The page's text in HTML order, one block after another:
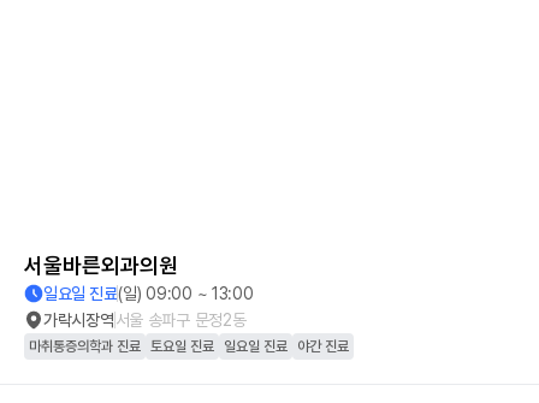
서울바른외과의원
일요일 진료(일) 09:00 ~ 13:00
가락시장역서울 송파구 문정2동
마취통증의학과 진료 토요일 진료 일요일 진료 야간 진료